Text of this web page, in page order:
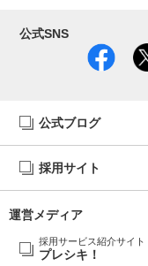
公式SNS
公式ブログ
採用サイト
運営メディア
採用サービス紹介サイト
プレシキ！